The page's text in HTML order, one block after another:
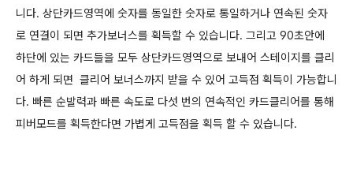
니다. 상단카드영역에 숫자를 동일한 숫자로 통일하거나 연속된 숫자
로 연결이 되면 추가보너스를 획득할 수 있습니다. 그리고 90초안에
하단에 있는 카드들을 모두 상단카드영역으로 보내어 스테이지를 클리
어 하게 되면 클리어 보너스까지 받을 수 있어 고득점 획득이 가능합니
다. 빠른 순발력과 빠른 속도로 다섯 번의 연속적인 카드클리어를 통해
피버모드를 획득한다면 가볍게 고득점을 획득 할 수 있습니다.